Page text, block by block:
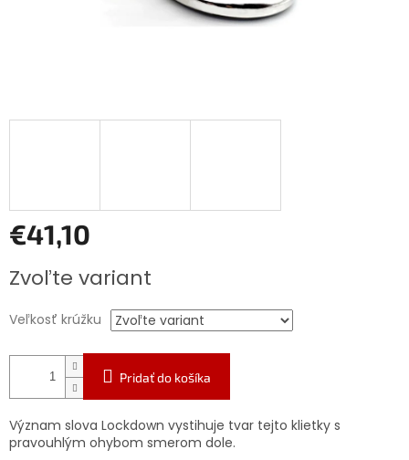
€41,10
cena:
Zvoľte variant
Veľkosť krúžku
Pridať do košíka
Význam slova Lockdown vystihuje tvar tejto klietky s
pravouhlým ohybom smerom dole.